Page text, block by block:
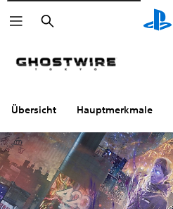
Suchen
Übersicht Hauptmerkmale